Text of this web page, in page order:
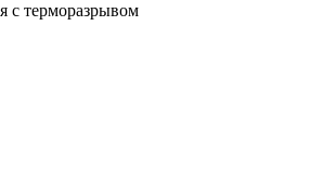
с терморазрывом